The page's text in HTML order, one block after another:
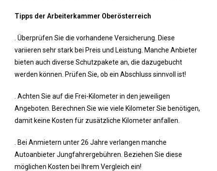
Tipps der Arbeiterkammer Oberösterreich
. Überprüfen Sie die vorhandene Versicherung. Diese
variieren sehr stark bei Preis und Leistung. Manche Anbieter
bieten auch diverse Schutzpakete an, die dazugebucht
werden können. Prüfen Sie, ob ein Abschluss sinnvoll ist!
. Achten Sie auf die Frei-Kilometer in den jeweiligen
Angeboten. Berechnen Sie wie viele Kilometer Sie benötigen,
damit keine Kosten für zusätzliche Kilometer anfallen.
. Bei Anmietern unter 26 Jahre verlangen manche
Autoanbieter Jungfahrergebühren. Beziehen Sie diese
möglichen Kosten bei Ihrem Vergleich ein!